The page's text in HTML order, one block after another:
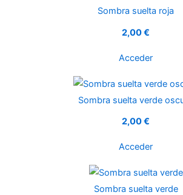
Sombra suelta roja
2,00 €
Acceder
Sombra suelta verde
2,00 €
Acceder
Sombra suelta verde